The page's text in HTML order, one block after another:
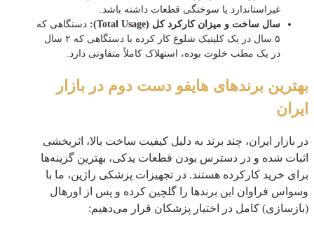
غیراستاندارد یا سوختگی قطعات داشته باشد.
سال ساخت و میزان کارکرد کل (Total Usage):
دستگاهی که
۵ سال در یک کلینیک شلوغ کار کرده با دستگاهی که ۲ سال
در یک مطب خلوت بوده، استهلاک کاملاً متفاوتی دارد.
بهترین برندهای هایفو دست دوم در بازار
ایران
در بازار ایران، چند برند به دلیل کیفیت ساخت بالا، اثربخشی
اثبات شده و در دسترس بودن قطعات یدکی، بهترین گزینه‌ها
برای خرید کارکرده هستند. در تجهیزات پزشکی راژین، ما با
وسواس فراوان این برندها را گلچین کرده و پس از اورهال
(بازسازی) کامل در اختیار پزشکان قرار می‌دهیم: